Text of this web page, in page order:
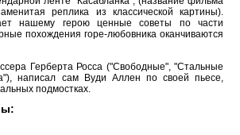
реплика из классической картины).
нашему герою ценные советы по части
похождения горе-любовника оканчиваются
Герберта Росса ("Свободные", "Стальные
написал сам Вуди Аллен по своей пьесе,
подмостках.